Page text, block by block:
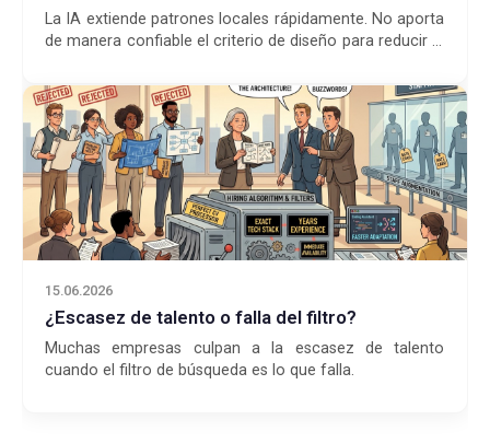
La IA extiende patrones locales rápidamente. No aporta
de manera confiable el criterio de diseño para reducir la
15.06.2026
¿Escasez de talento o falla del filtro?
Muchas empresas culpan a la escasez de talento
cuando el filtro de búsqueda es lo que falla.